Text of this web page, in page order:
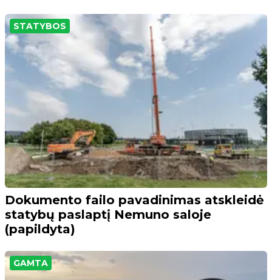
STATYBOS
Dokumento failo pavadinimas atskleidė
statybų paslaptį Nemuno saloje
(papildyta)
GAMTA